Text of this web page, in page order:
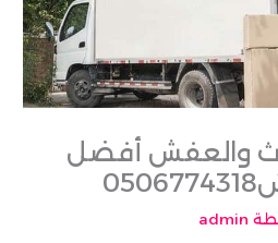
والعفش أفضل
admin